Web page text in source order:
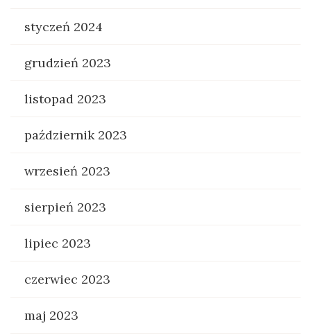
styczeń 2024
grudzień 2023
listopad 2023
październik 2023
wrzesień 2023
sierpień 2023
lipiec 2023
czerwiec 2023
maj 2023